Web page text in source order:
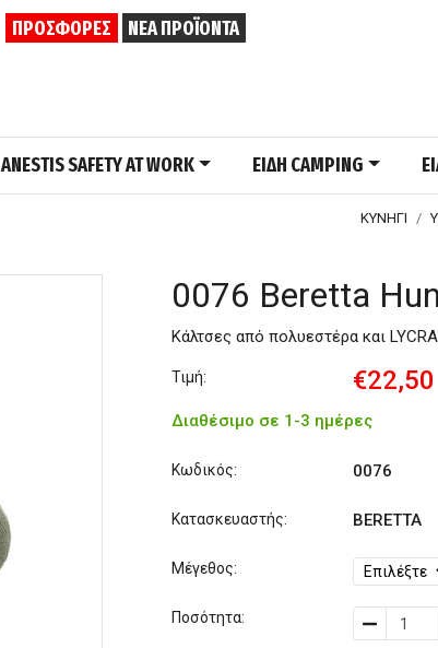
ΠΡΟΣΦΟΡΕΣ ΝΕΑ ΠΡΟΪΟΝΤΑ
ANESTIS SAFETY AT WORK ΕΙΔΗ CAMPING
ΚΥΝΗΓΙ
0076 Beretta
Κάλτσες από πολυεστέρα και
Τιμή: €22,50
Διαθέσιμο σε 1-3 ημέρες
Κωδικός: 0076
Κατασκευαστής: BERETTA
Μέγεθος:
Ποσότητα: